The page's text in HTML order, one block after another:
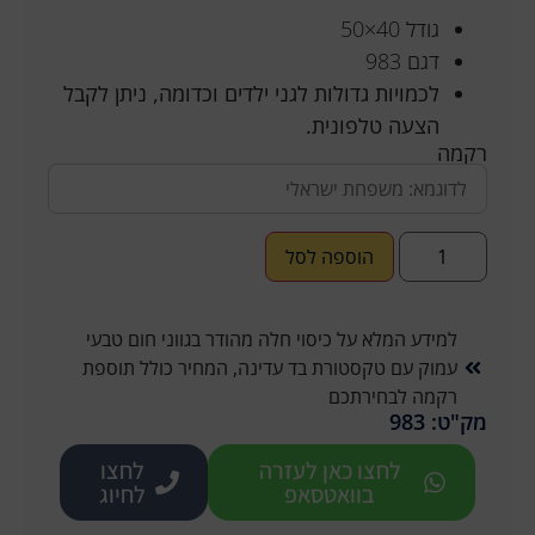
גודל 40×50
דגם 983
לכמויות גדולות לגני ילדים וכדומה, ניתן לקבל
הצעה טלפונית.
רקמה
הוספה לסל
למידע המלא על כיסוי חלה מהודר בגווני חום טבעי
עמוק עם טקסטורת בד עדינה, המחיר כולל תוספת
רקמה לבחירתכם
מק"ט: 983
לחצו כאן לעזרה
בוואטסאפ
לחצו
לחיוג